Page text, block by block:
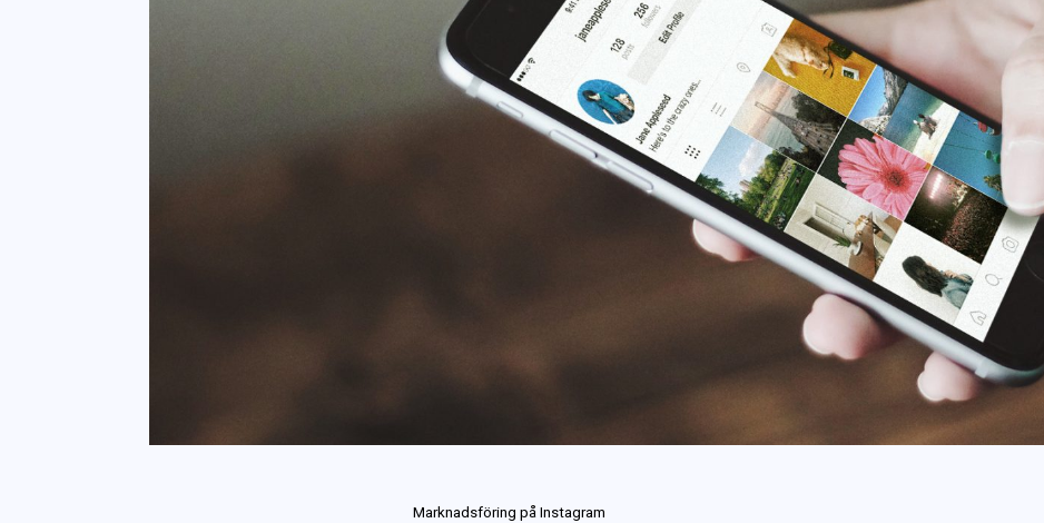
Marknadsföring på Instagram